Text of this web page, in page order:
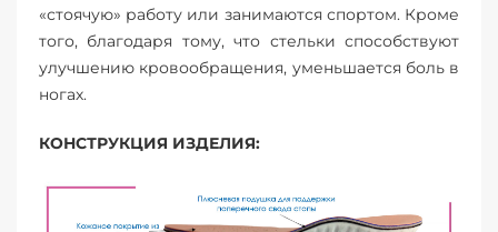
«стоячую» работу или занимаются спортом. Кроме
того, благодаря тому, что стельки способствуют
улучшению кровообращения, уменьшается боль в
ногах.
КОНСТРУКЦИЯ ИЗДЕЛИЯ: